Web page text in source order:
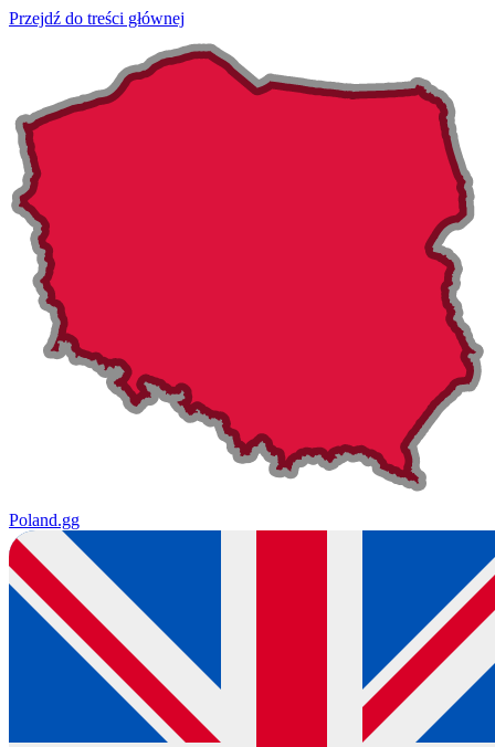
Przejdź do treści głównej
Poland.gg